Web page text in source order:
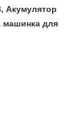
Акумулятор
машинка для